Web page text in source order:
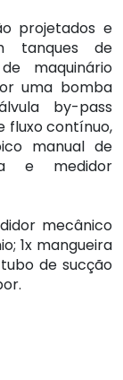
projetados e
tanques de
maquinário
uma bomba
by-pass
fluxo contínuo,
manual de
e medidor
mecânico
1x mangueira
de sucção